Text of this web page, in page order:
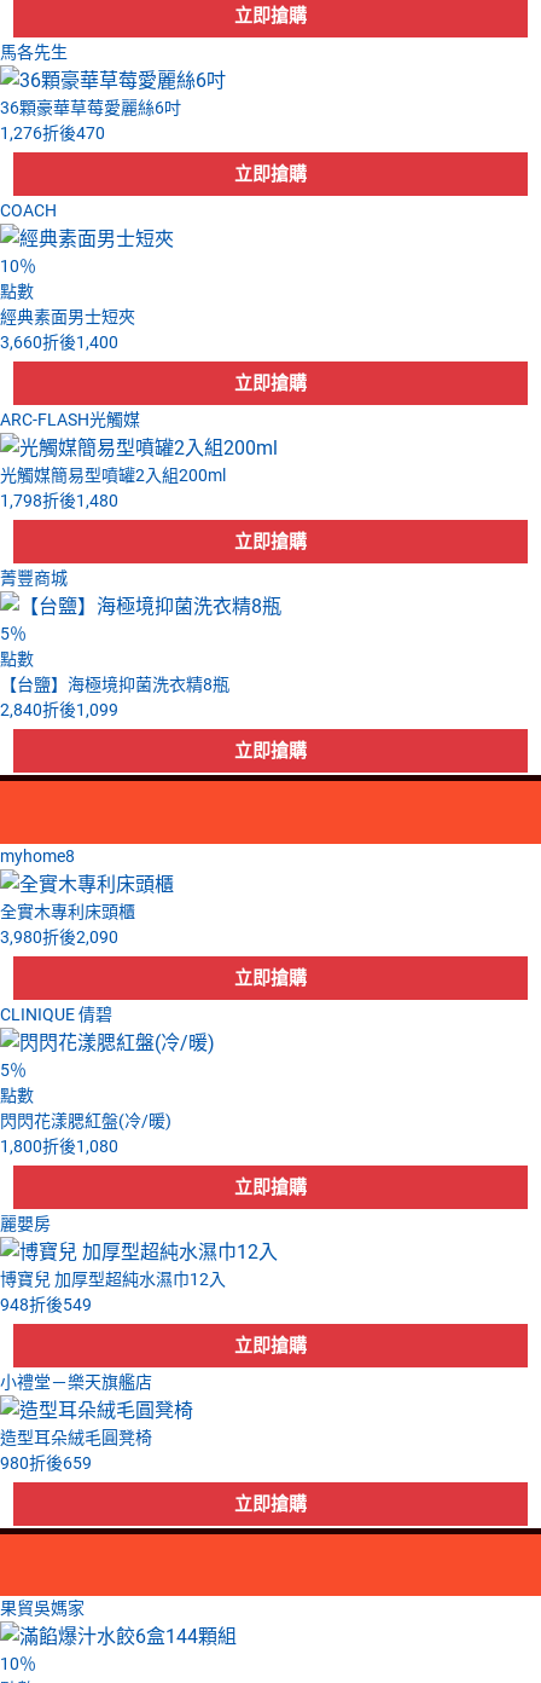
馬各先生
36顆豪華草莓愛麗絲6吋
1,276折後470
COACH
10％
點數
經典素面男士短夾
3,660折後1,400
ARC-FLASH光觸媒
光觸媒簡易型噴罐2入組200ml
1,798折後1,480
菁豐商城
5％
點數
【台鹽】海極境抑菌洗衣精8瓶
2,840折後1,099
myhome8
全實木專利床頭櫃
3,980折後2,090
CLINIQUE 倩碧
5％
點數
閃閃花漾腮紅盤(冷/暖)
1,800折後1,080
麗嬰房
博寶兒 加厚型超純水濕巾12入
948折後549
小禮堂－樂天旗艦店
造型耳朵絨毛圓凳椅
980折後659
果貿吳媽家
10％